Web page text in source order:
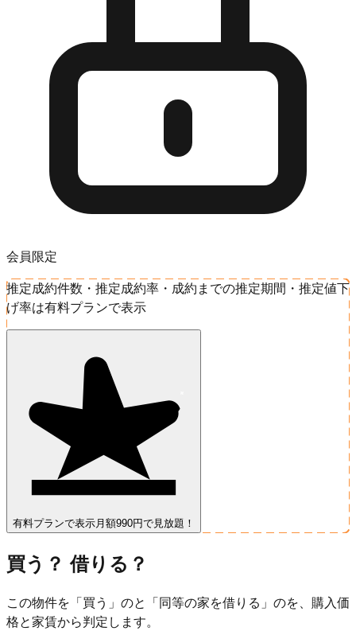
会員限定
推定成約件数・推定成約率・成約までの推定期間・推定値下
げ率は有料プランで表示
有料プランで表示 月額990円で見放題！
買う？ 借りる？
この物件を「買う」のと「同等の家を借りる」のを、購入価
格と家賃から判定します。